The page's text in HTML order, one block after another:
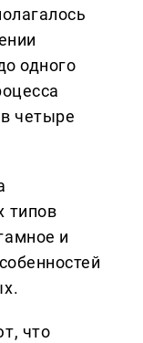
одного
четыре
типов
и
что